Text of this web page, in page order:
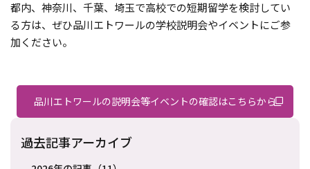
都内、神奈川、千葉、埼玉で高校での短期留学を検討してい
る方は、ぜひ品川エトワールの学校説明会やイベントにご参
加ください。
品川エトワールの説明会等イベントの確認はこちらから
過去記事アーカイブ